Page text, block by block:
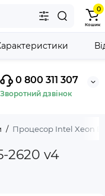
0 800 311 307
Зворотний дзвінок
0
Кошик
Процесор Intel Xeon
2620 v4